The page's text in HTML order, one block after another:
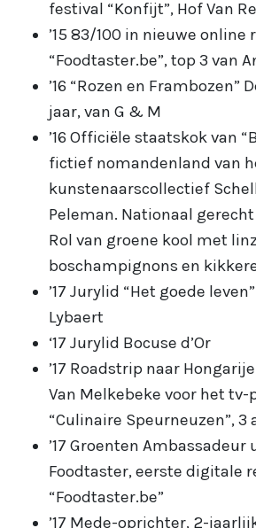
festival “Konfijt”, Hof Van
’15 83/100 in nieuwe
“Foodtaster.be”, top 3 van
’16 “Rozen en Frambozen”
jaar, van G & M
’16 Officiële staatskok van
fictief nomandenland van
kunstenaarscollectief
Peleman. Nationaal
Rol van groene kool met
boschampignons en
’17 Jurylid “Het goede
Lybaert
‘17 Jurylid Bocuse d’Or
’17 Roadstrip naar
Van Melkebeke voor het
“Culinaire Speurneuzen”,
’17 Groenten
Foodtaster, eerste digitale
“Foodtaster.be”
’17 Mede-oprichter, 2-